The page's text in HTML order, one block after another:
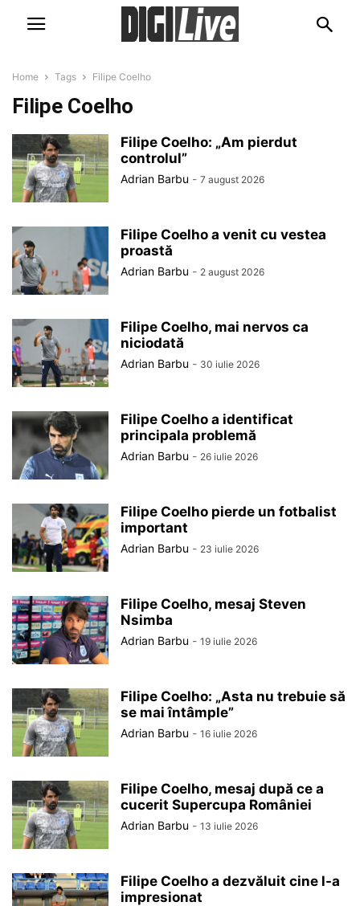
Home Tags Filipe Coelho
Filipe Coelho
Filipe Coelho: „Am pierdut
controlul”
Adrian Barbu - 7 august 2026
Filipe Coelho a venit cu vestea
proastă
Adrian Barbu - 2 august 2026
Filipe Coelho, mai nervos ca
niciodată
Adrian Barbu - 30 iulie 2026
Filipe Coelho a identificat
principala problemă
Adrian Barbu - 26 iulie 2026
Filipe Coelho pierde un fotbalist
important
Adrian Barbu - 23 iulie 2026
Filipe Coelho, mesaj Steven
Nsimba
Adrian Barbu - 19 iulie 2026
Filipe Coelho: „Asta nu trebuie să
se mai întâmple”
Adrian Barbu - 16 iulie 2026
Filipe Coelho, mesaj după ce a
cucerit Supercupa României
Adrian Barbu - 13 iulie 2026
Filipe Coelho a dezvăluit cine l-a
impresionat